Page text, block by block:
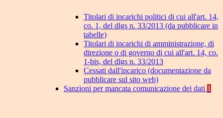
Titolari di incarichi politici di cui all'art. 14,
co. 1, del dlgs n. 33/2013 (da pubblicare in
tabelle)
Titolari di incarichi di amministrazione, di
direzione o di governo di cui all'art. 14, co.
1-bis, del dlgs n. 33/2013
Cessati dall'incarico (documentazione da
pubblicare sul sito web)
Sanzioni per mancata comunicazione dei dati 1